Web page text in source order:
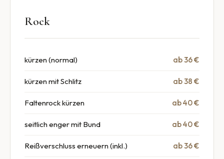
Rock
kürzen (normal) ab 36 €
kürzen mit Schlitz ab 38 €
Faltenrock kürzen ab 40 €
seitlich enger mit Bund ab 40 €
Reißverschluss erneuern (inkl.) ab 36 €